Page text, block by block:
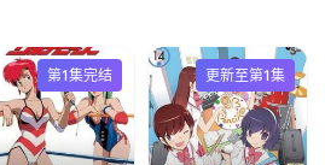
第1集完结 更新至第1集